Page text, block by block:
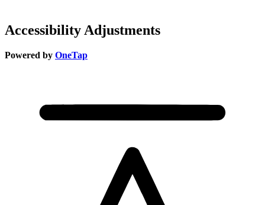
Accessibility Adjustments
Powered by OneTap